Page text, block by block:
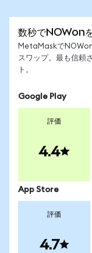
数秒でNOWon
MetaMaskでNOWon
スワップ。最も信頼
ト。
Google Play
評価
4.4
App Store
評価
4.7